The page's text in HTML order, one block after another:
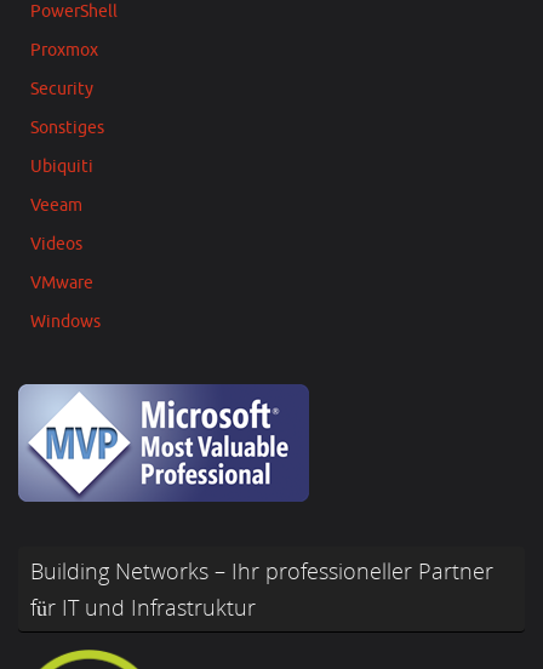
PowerShell
Proxmox
Security
Sonstiges
Ubiquiti
Veeam
Videos
VMware
Windows
Building Networks – Ihr professioneller Partner
für IT und Infrastruktur